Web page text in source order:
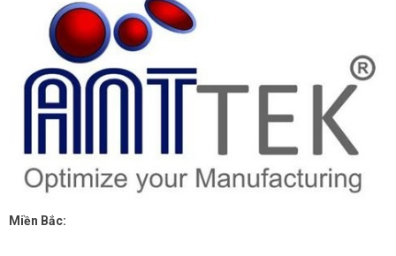
Miền Bắc: